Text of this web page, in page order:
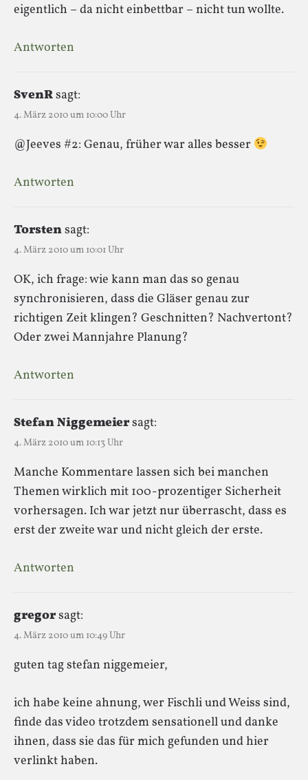
eigentlich – da nicht einbettbar – nicht tun wollte.
Antworten
SvenRsagt:
4. März 2010 um 10:00 Uhr
@Jeeves #2: Genau, früher war alles besser
Antworten
Torstensagt:
4. März 2010 um 10:01 Uhr
OK, ich frage: wie kann man das so genau
synchronisieren, dass die Gläser genau zur
richtigen Zeit klingen? Geschnitten? Nachvertont?
Oder zwei Mannjahre Planung?
Antworten
Stefan Niggemeiersagt:
4. März 2010 um 10:13 Uhr
Manche Kommentare lassen sich bei manchen
Themen wirklich mit 100-prozentiger Sicherheit
vorhersagen. Ich war jetzt nur überrascht, dass es
erst der zweite war und nicht gleich der erste.
Antworten
gregorsagt:
4. März 2010 um 10:49 Uhr
guten tag stefan niggemeier,
ich habe keine ahnung, wer Fischli und Weiss sind,
finde das video trotzdem sensationell und danke
ihnen, dass sie das für mich gefunden und hier
verlinkt haben.